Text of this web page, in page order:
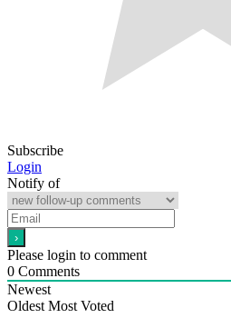
Subscribe
Login
Notify of
Please login to comment
0 Comments
Newest
Oldest Most Voted